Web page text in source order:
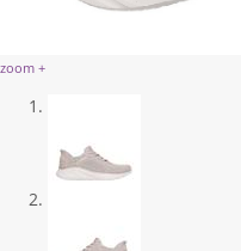
zoom +